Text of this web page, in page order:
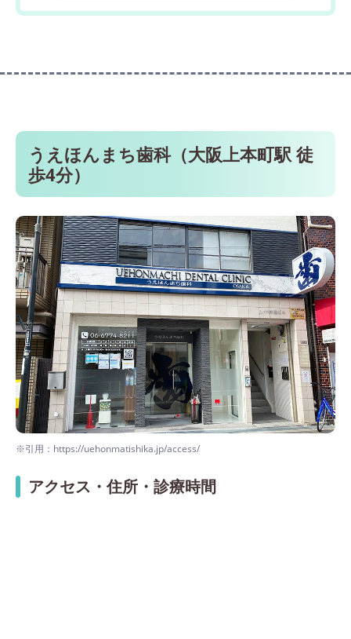
うえほんまち歯科（大阪上本町駅 徒
歩4分）
※引用：https://uehonmatishika.jp/access/
アクセス・住所・診療時間